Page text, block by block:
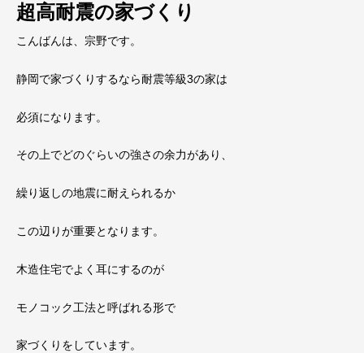
超高耐震の家づくり
こんばんは、宗野です。
静岡で家づくりするなら耐震等級3の家は
必須になります。
その上でどのぐらいの強さの余力があり、
繰り返しの地震に耐えられるか
この辺りが重要となります。
木造住宅でよく耳にするのが
モノコック工法と呼ばれる形で
家づくりをしています。